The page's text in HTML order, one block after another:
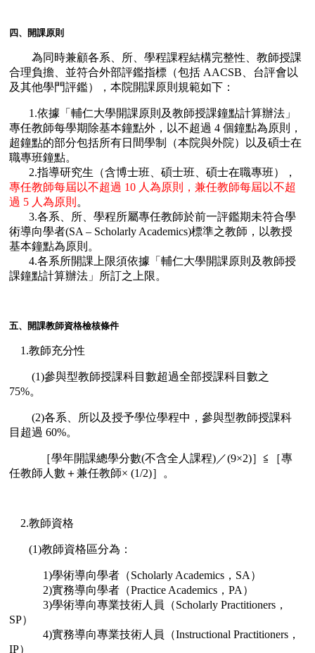
四、開課原則
為同時兼顧各系、所、學程課程結構完整性、教師授課
合理負擔、並符合外部評鑑指標（包括 AACSB、台評會以
及其他學門評鑑），本院開課原則規範如下：
1.依據「輔仁大學開課原則及教師授課鐘點計算辦法」
專任教師每學期除基本鐘點外，以不超過 4 個鐘點為原則，
超鐘點的部分包括所有日間學制（本院與外院）以及碩士在
職專班鐘點。
2.指導研究生（含博士班、碩士班、碩士在職專班），
專任教師每屆以不超過 10 人為原則，兼任教師每屆以不超
過 5 人為原則 。
3.各系、所、學程所屬專任教師於前一評鑑期未符合學
術導向學者(SA – Scholarly Academics)標準之教師，以教授
基本鐘點為原則。
4.各系所開課上限須依據「輔仁大學開課原則及教師授
課鐘點計算辦法」所訂之上限。
五、開課教師資格檢核條件
1.教師充分性
(1)參與型教師授課科目數超過全部授課科目數之
75%。
(2)各系、所以及授予學位學程中，參與型教師授課科
目超過 60%。
［學年開課總學分數(不含全人課程)／(9×2)］≦［專
任教師人數＋兼任教師× (1/2)］。
2.教師資格
(1)教師資格區分為：
1)學術導向學者（Scholarly Academics，SA）
2)實務導向學者（Practice Academics，PA）
3)學術導向專業技術人員（Scholarly Practitioners，
SP）
4)實務導向專業技術人員（Instructional Practitioners，
IP）